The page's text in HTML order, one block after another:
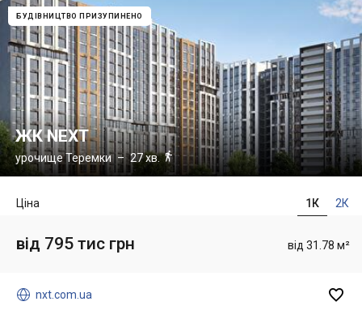
БУДІВНИЦТВО ПРИЗУПИНЕНО
ЖК NEXT
урочище Теремки– 27 хв.
1К 2К
Ціна
від 31.78 м²
від 795 тис грн
 nxt.com.ua 